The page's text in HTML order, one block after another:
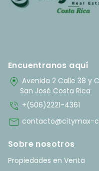
Encuentranos aquí
home_pin Avenida 2 Calle 38 y
San José Costa Rica
phone_in_talk +(506)2221-4361
mail contacto@citymax-
Sobre nosotros
Propiedades en Venta